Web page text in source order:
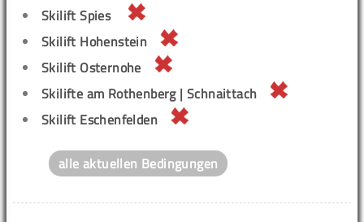
Skilift Spies
Skilift Hohenstein
Skilift Osternohe
Skilifte am Rothenberg | Schnaittach
Skilift Eschenfelden
alle aktuellen Bedingungen